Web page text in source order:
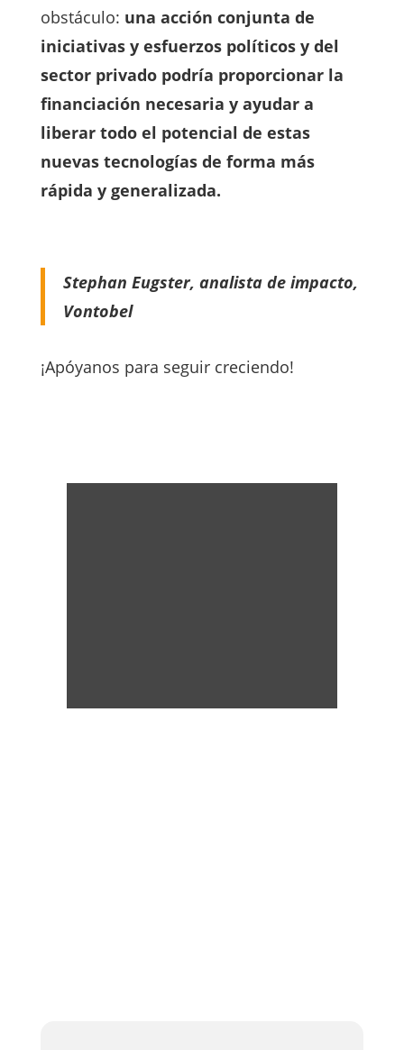
obstáculo: una acción conjunta de
iniciativas y esfuerzos políticos y del
sector privado podría proporcionar la
financiación necesaria y ayudar a
liberar todo el potencial de estas
nuevas tecnologías de forma más
rápida y generalizada.
Stephan Eugster, analista de impacto,
Vontobel
¡Apóyanos para seguir creciendo!